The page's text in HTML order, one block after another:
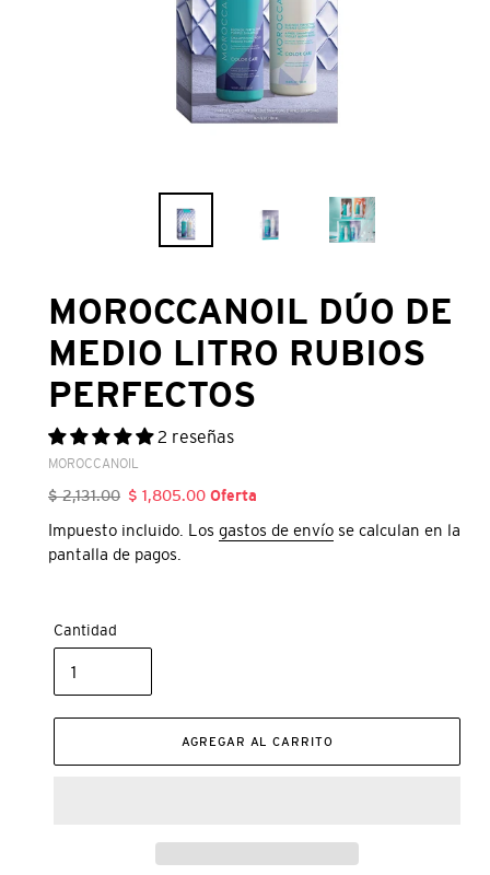
MOROCCANOIL DÚO DE
MEDIO LITRO RUBIOS
PERFECTOS
2 reseñas
VENDEDOR
MOROCCANOIL
Precio
$ 2,131.00 Precio
oferta
$ 1,805.00 Oferta
Impuesto incluido. Los gastos de envío se calculan en la
pantalla de pagos.
Cantidad
AGREGAR AL CARRITO